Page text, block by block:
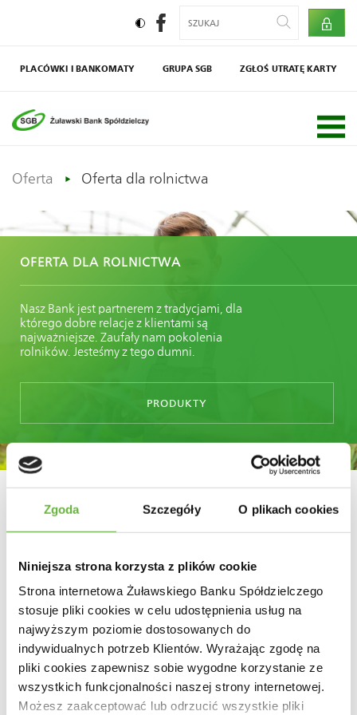
Zgoda Szczegóły O plikach cookies
Niniejsza strona korzysta z plików cookie
Strona internetowa Żuławskiego Banku Spółdzielczego
stosuje pliki cookies w celu udostępnienia usług na
najwyższym poziomie dostosowanych do
indywidualnych potrzeb Klientów. Wyrażając zgodę na
pliki cookies zapewnisz sobie wygodne korzystanie ze
wszystkich funkcjonalności naszej strony internetowej.
Możesz zaakceptować lub odrzucić wszystkie pliki
PLACÓWKI I BANKOMATY GRUPA SGB ZGŁOŚ UTRATĘ KARTY
Oferta Oferta dla rolnictwa
OFERTA DLA ROLNICTWA
Nasz Bank jest partnerem z tradycjami, dla
którego dobre relacje z klientami są
najważniejsze. Zaufały nam pokolenia
rolników. Jesteśmy z tego dumni.
PRODUKTY
Dlaczego warto?
swojej działalności skupia się na wspieraniu
działalności rolniczej. Naszym atutem jest
doświadczenie i przejrzyste zasady współpracy.
Będąc blisko i wsłuchując się w potrzeby
rolników, oferujemy zestaw nowoczesnych
produktów i usług bankowych będących